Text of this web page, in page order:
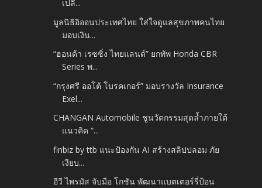
เปลี่...
มูลนิธิอิออนประเทศไทย ใส่ใจดูแลสุขภาพคนไทย
มอบเงิน...
“ฮอนด้า เรซซิ่ง ไทยแลนด์” ยกทัพ Honda CBR
Series พ...
“กรุงศรี ออโต้ โบรคเกอร์” มอบรางวัล Insurance
Exel...
CHANGAN Automobile ชูนวัตกรรมสุดล้ำภายใต้
แนวคิด “...
finbiz by ttb แนะป้องกัน AI สร้างสลิปปลอม ภัย
เงียบ...
อีวี ไพรมัส จับมือ โกชัน พัฒนาแบตเตอร์รี่ป้อน